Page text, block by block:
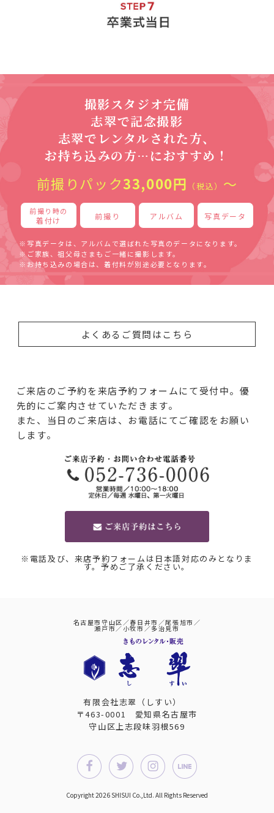
撮影スタジオ完備
志翠で記念撮影
志翠でレンタルされた方、
お持ち込みの方…におすすめ！
前撮りパック33,000円 （税込） ～
前撮り時の
着付け 前撮り アルバム 写真データ
※写真データは、アルバムで選ばれた写真のデータになります。
※ご家族、祖父母さまもご一緒に撮影します。
※お持ち込みの場合は、着付料が別途必要となります。
よくあるご質問はこちら
ご来店のご予約を来店予約フォームにて受付中。優
先的にご案内させていただきます。
また、当日のご来店は、お電話にてご確認をお願い
します。
※電話及び、来店予約フォームは日本語対応のみとなりま
す。予めご了承ください。
名古屋市守山区／春日井市／尾張旭市／
瀬戸市／小牧市／多治見市
有限会社志翠（しすい）
〒463-0001 愛知県名古屋市
守山区上志段味羽根569
Copyright 2026 SHISUI Co.,Ltd. All Rights Reserved